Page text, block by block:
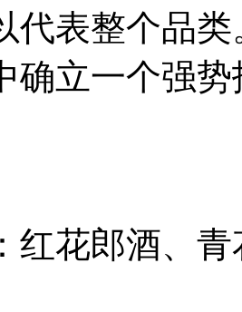
代表整个品
确立一个强
红花郎酒、青